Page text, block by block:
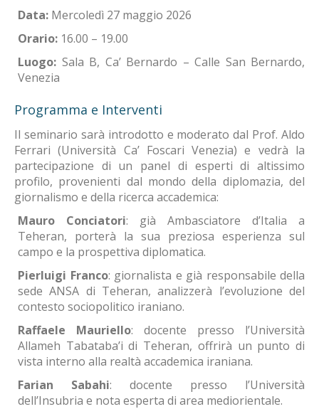
Data: Mercoledì 27 maggio 2026
Orario: 16.00 – 19.00
Luogo: Sala B, Ca’ Bernardo – Calle San Bernardo,
Venezia
Programma e Interventi
Il seminario sarà introdotto e moderato dal Prof. Aldo
Ferrari (Università Ca’ Foscari Venezia) e vedrà la
partecipazione di un panel di esperti di altissimo
profilo, provenienti dal mondo della diplomazia, del
giornalismo e della ricerca accademica:
Mauro Conciatori: già Ambasciatore d’Italia a
Teheran, porterà la sua preziosa esperienza sul
campo e la prospettiva diplomatica.
Pierluigi Franco: giornalista e già responsabile della
sede ANSA di Teheran, analizzerà l’evoluzione del
contesto sociopolitico iraniano.
Raffaele Mauriello: docente presso l’Università
Allameh Tabataba’i di Teheran, offrirà un punto di
vista interno alla realtà accademica iraniana.
Farian Sabahi: docente presso l’Università
dell’Insubria e nota esperta di area mediorientale.